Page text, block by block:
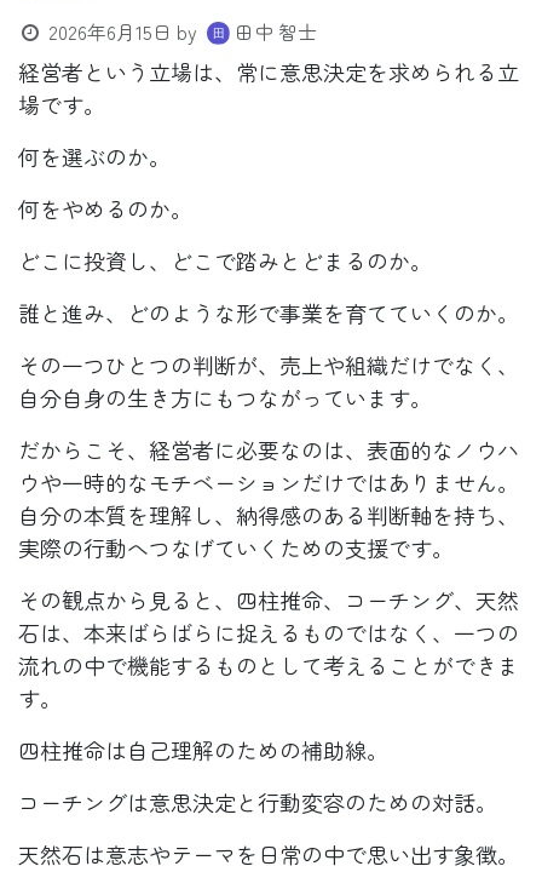
2026年6月15日 by 田中 智士
経営者という立場は、常に意思決定を求められる立
場です。
何を選ぶのか。
何をやめるのか。
どこに投資し、どこで踏みとどまるのか。
誰と進み、どのような形で事業を育てていくのか。
その一つひとつの判断が、売上や組織だけでなく、
自分自身の生き方にもつながっています。
だからこそ、経営者に必要なのは、表面的なノウハ
ウや一時的なモチベーションだけではありません。
自分の本質を理解し、納得感のある判断軸を持ち、
実際の行動へつなげていくための支援です。
その観点から見ると、四柱推命、コーチング、天然
石は、本来ばらばらに捉えるものではなく、一つの
流れの中で機能するものとして考えることができま
す。
四柱推命は自己理解のための補助線。
コーチングは意思決定と行動変容のための対話。
天然石は意志やテーマを日常の中で思い出す象徴。